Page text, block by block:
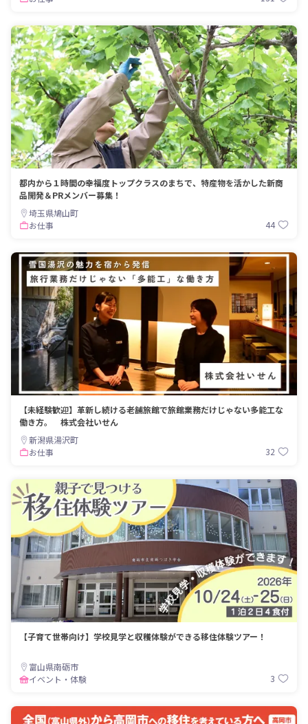
都内から１時間の幸福度トップクラスのまちで、特産物を活かした新商
品開発＆PRメンバー募集！
埼玉県鳩山町
お仕事
44
【未経験歓迎】革新し続ける老舗旅館で旅館業務だけじゃない多能工な
働き方。 株式会社いせん
新潟県湯沢町
お仕事
32
【子育て世帯向け】学校見学と収穫体験ができる移住体験ツアー！
富山県南砺市
イベント・体験
3